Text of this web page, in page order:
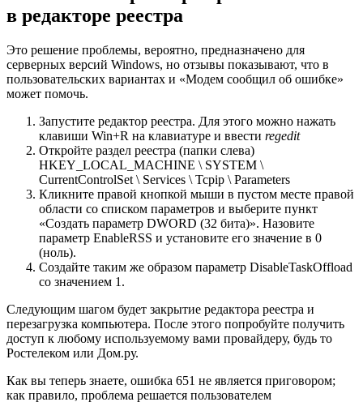
в редакторе реестра
Это решение проблемы, вероятно, предназначено для
серверных версий Windows, но отзывы показывают, что в
пользовательских вариантах и «Модем сообщил об ошибке»
может помочь.
Запустите редактор реестра. Для этого можно нажать
клавиши Win+R на клавиатуре и ввести regedit
Откройте раздел реестра (папки слева)
HKEY_LOCAL_MACHINE \ SYSTEM \
CurrentControlSet \ Services \ Tcpip \ Parameters
Кликните правой кнопкой мыши в пустом месте правой
области со списком параметров и выберите пункт
«Создать параметр DWORD (32 бита)». Назовите
параметр EnableRSS и установите его значение в 0
(ноль).
Создайте таким же образом параметр DisableTaskOffload
со значением 1.
Следующим шагом будет закрытие редактора реестра и
перезагрузка компьютера. После этого попробуйте получить
доступ к любому используемому вами провайдеру, будь то
Ростелеком или Дом.ру.
Как вы теперь знаете, ошибка 651 не является приговором;
как правило, проблема решается пользователем